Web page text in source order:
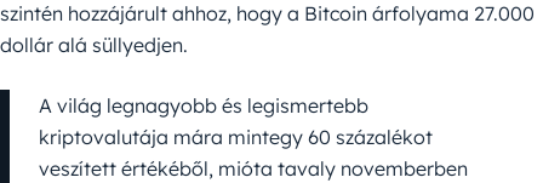
szintén hozzájárult ahhoz, hogy a Bitcoin árfolyama 27.000
dollár alá süllyedjen.
A világ legnagyobb és legismertebb
kriptovalutája mára mintegy 60 százalékot
veszített értékéből, mióta tavaly novemberben